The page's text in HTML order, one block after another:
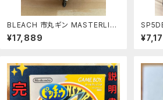
BLEACH 市丸ギン MASTERLISE
フィギュア B賞 箱無し
¥17,889
ストー